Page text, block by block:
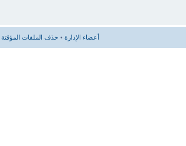
أعضاء الإدارة • حذف الملفات المؤقتة